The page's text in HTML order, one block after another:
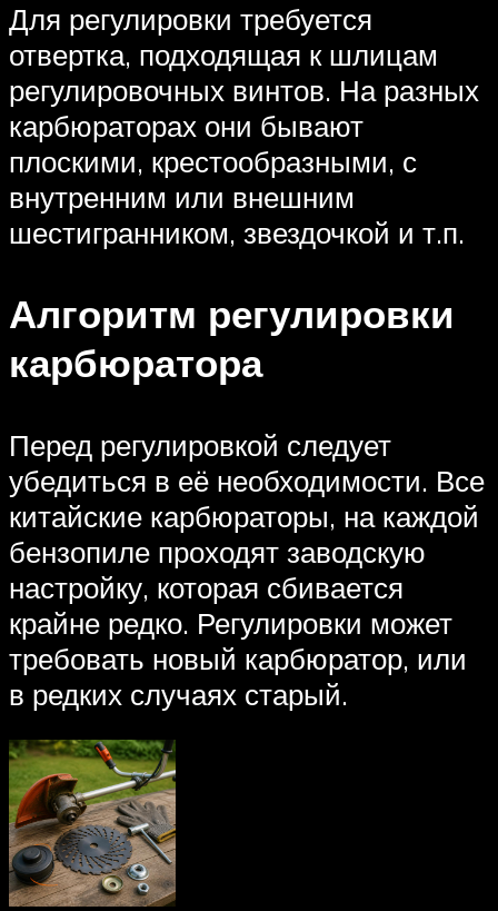
Для регулировки требуется
отвертка, подходящая к шлицам
регулировочных винтов. На разных
карбюраторах они бывают
плоскими, крестообразными, с
внутренним или внешним
шестигранником, звездочкой и т.п.
Алгоритм регулировки
карбюратора
Перед регулировкой следует
убедиться в её необходимости. Все
китайские карбюраторы, на каждой
бензопиле проходят заводскую
настройку, которая сбивается
крайне редко. Регулировки может
требовать новый карбюратор, или
в редких случаях старый.